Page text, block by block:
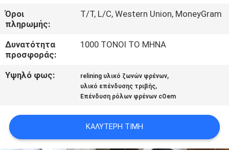
ΖΗΤΉΣΤΕ
ΈΝΑ
ΑΠΌΣΠΑΣΜΑ
PRIVACY
POLICY
Όροι
πληρωμής:
T/T, L/C, Western Union, MoneyGram
Δυνατότητα
προσφοράς:
1000 ΤΟΝΟΙ ΤΟ ΜΗΝΑ
Υψηλό φως: relining υλικό ζωνών φρένων,
υλικό επένδυσης τριβής,
Επένδυση ρόλων φρένων cOem
ΚΑΛΎΤΕΡΗ ΤΙΜΉ